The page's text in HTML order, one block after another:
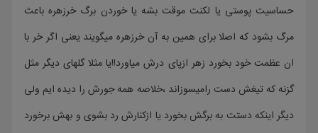
حساسیت پوستی یا لکنت موقت بشه یا خوردن برگ خرزهره باعث
مرگ بشود که اصلا برای همین به آن خرزهره میگویند یعنی اگر خر با
ان عظمت خود بخورد زهر ازپای درش میاورد!!یا مثلا گلهای دیگر مثل
گزنه که تیغش دست رامیسوزاند ،خلاصه همه جورش را دیده ایم ولی
دیگر اینکه دستت به برگش بخورد یا ازکنارش رد بشوی و بهش برخورد